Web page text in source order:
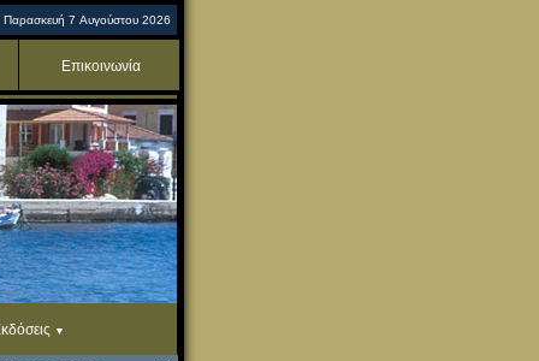
Παρασκευή 7 Αυγούστου 2026
Επικοινωνία